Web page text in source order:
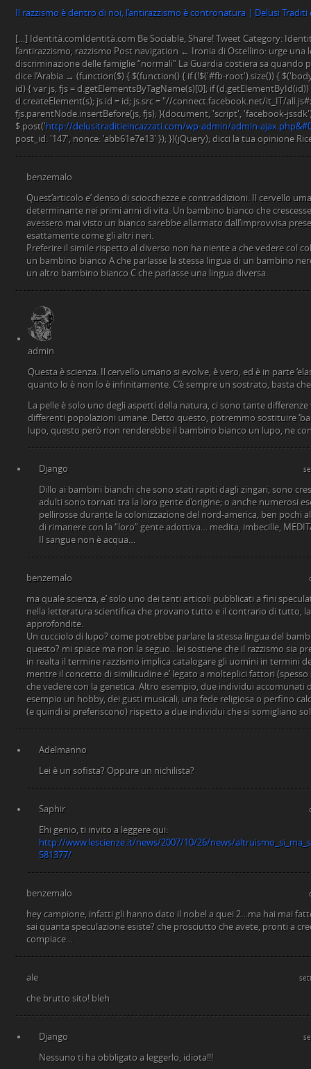
Il razzismo è dentro di noi, l’antirazzismo è contronatura | Delusi Traditi
[…] Identità.comIdentità.com Be Sociable, Share! Tweet Category:
l’antirazzismo, razzismo Post navigation ← Ironia di Ostellino: urge una
discriminazione delle famiglie “normali” La Guardia costiera sa quando
dice l’Arabia → (function($) { $(function() { if (!$('#fb-root').size()) {
id) { var js, fjs = d.getElementsByTagName(s)[0]; if
d.createElement(s); js.id = id; js.src = "//connect.facebook.net/it_IT/
fjs.parentNode.insertBefore(js, fjs); }(document, 'script', 'facebook-
$.post('http://delusitraditieincazzati.com/wp-admin/admin-
post_id: '147', nonce: 'abb61e7e13' }); })(jQuery); dicci la tua opinione
benzemalo
Quest’articolo e’ denso di sciocchezze e contraddizioni. Il cervello
determinante nei primi anni di vita. Un bambino bianco che
avessero mai visto un bianco sarebbe allarmato dall’improvvisa
esattamente come gli altri neri.
Preferire il simile rispetto al diverso non ha niente a che vedere col
un bambino bianco A che parlasse la stessa lingua di un bambino
un altro bambino bianco C che parlasse una lingua diversa.
admin
Questa è scienza. Il cervello umano si evolve, è vero, ed è in parte
quanto lo è non lo è infinitamente. C’è sempre un sostrato, basta
La pelle è solo uno degli aspetti della natura, ci sono tante
differenti popolazioni umane. Detto questo, potremmo sostituire
lupo, questo però non renderebbe il bambino bianco un lupo, ne
Django
Dillo ai bambini bianchi che sono stati rapiti dagli zingari, sono
adulti sono tornati tra la loro gente d’origine; o anche numerosi
pellirosse durante la colonizzazione del nord-america, ben pochi
di rimanere con la “loro” gente adottiva… medita, imbecille,
Il sangue non è acqua…
benzemalo
ma quale scienza, e’ solo uno dei tanti articoli pubblicati a fini
nella letteratura scientifica che provano tutto e il contrario di tutto,
approfondite.
Un cucciolo di lupo? come potrebbe parlare la stessa lingua del
questo? mi spiace ma non la seguo.. lei sostiene che il razzismo sia
in realta il termine razzismo implica catalogare gli uomini in termini
mentre il concetto di similitudine e’ legato a molteplici fattori
che vedere con la genetica. Altro esempio, due individui accomunati
esempio un hobby, dei gusti musicali, una fede religiosa o perfino
(e quindi si preferiscono) rispetto a due individui che si somigliano
Adelmanno
Lei è un sofista? Oppure un nichilista?
Saphir
Ehi genio, ti invito a leggere qui:
http://www.lescienze.it/news/2007/10/26/news/
581377/
benzemalo
hey campione, infatti gli hanno dato il nobel a quei 2…ma hai mai
sai quanta speculazione esiste? che prosciutto che avete, pronti a
compiace…
ale
che brutto sito! bleh
Django
Nessuno ti ha obbligato a leggerlo, idiota!!!